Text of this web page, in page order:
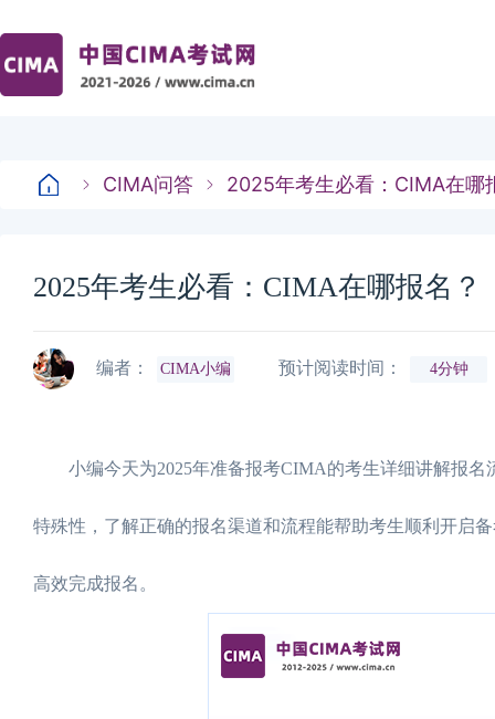
CIMA问答 2025年考生必看：CIMA在哪
2025年考生必看：CIMA在哪报名？
编者： CIMA小编 预计阅读时间： 4分钟
小编今天为2025年准备报考CIMA的考生详细讲解报名
特殊性，了解正确的报名渠道和流程能帮助考生顺利开启
高效完成报名。